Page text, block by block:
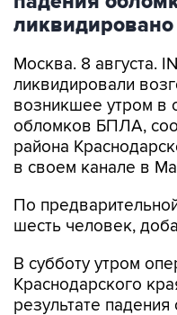
ликвидировано
Москва. 8 августа.
ликвидировали
возникшее утром в
обломков БПЛА,
района
в своем канале в
По
шесть человек,
В субботу утром
Краснодарского
результате